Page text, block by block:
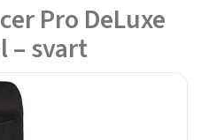
Pro DeLuxe
– svart